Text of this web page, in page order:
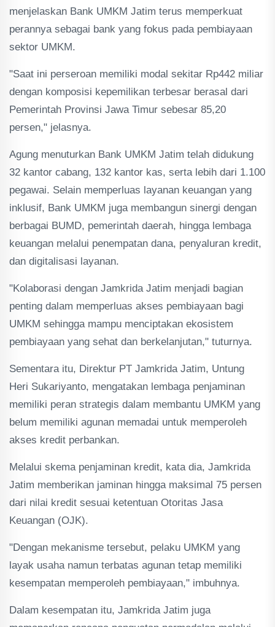
menjelaskan Bank UMKM Jatim terus memperkuat
perannya sebagai bank yang fokus pada pembiayaan
sektor UMKM.
"Saat ini perseroan memiliki modal sekitar Rp442 miliar
dengan komposisi kepemilikan terbesar berasal dari
Pemerintah Provinsi Jawa Timur sebesar 85,20
persen," jelasnya.
Agung menuturkan Bank UMKM Jatim telah didukung
32 kantor cabang, 132 kantor kas, serta lebih dari 1.100
pegawai. Selain memperluas layanan keuangan yang
inklusif, Bank UMKM juga membangun sinergi dengan
berbagai BUMD, pemerintah daerah, hingga lembaga
keuangan melalui penempatan dana, penyaluran kredit,
dan digitalisasi layanan.
"Kolaborasi dengan Jamkrida Jatim menjadi bagian
penting dalam memperluas akses pembiayaan bagi
UMKM sehingga mampu menciptakan ekosistem
pembiayaan yang sehat dan berkelanjutan," tuturnya.
Sementara itu, Direktur PT Jamkrida Jatim, Untung
Heri Sukariyanto, mengatakan lembaga penjaminan
memiliki peran strategis dalam membantu UMKM yang
belum memiliki agunan memadai untuk memperoleh
akses kredit perbankan.
Melalui skema penjaminan kredit, kata dia, Jamkrida
Jatim memberikan jaminan hingga maksimal 75 persen
dari nilai kredit sesuai ketentuan Otoritas Jasa
Keuangan (OJK).
"Dengan mekanisme tersebut, pelaku UMKM yang
layak usaha namun terbatas agunan tetap memiliki
kesempatan memperoleh pembiayaan," imbuhnya.
Dalam kesempatan itu, Jamkrida Jatim juga